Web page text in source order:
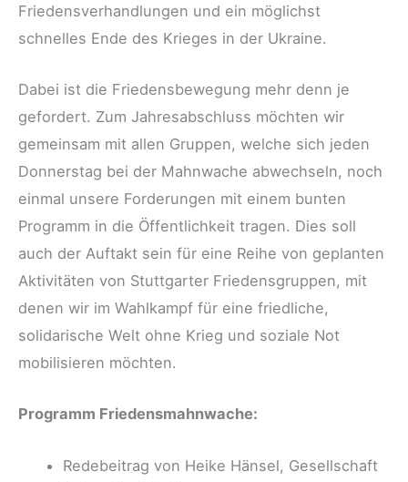
Friedensverhandlungen und ein möglichst
schnelles Ende des Krieges in der Ukraine.
Dabei ist die Friedensbewegung mehr denn je
gefordert. Zum Jahresabschluss möchten wir
gemeinsam mit allen Gruppen, welche sich jeden
Donnerstag bei der Mahnwache abwechseln, noch
einmal unsere Forderungen mit einem bunten
Programm in die Öffentlichkeit tragen. Dies soll
auch der Auftakt sein für eine Reihe von geplanten
Aktivitäten von Stuttgarter Friedensgruppen, mit
denen wir im Wahlkampf für eine friedliche,
solidarische Welt ohne Krieg und soziale Not
mobilisieren möchten.
Programm Friedensmahnwache:
Redebeitrag von Heike Hänsel, Gesellschaft